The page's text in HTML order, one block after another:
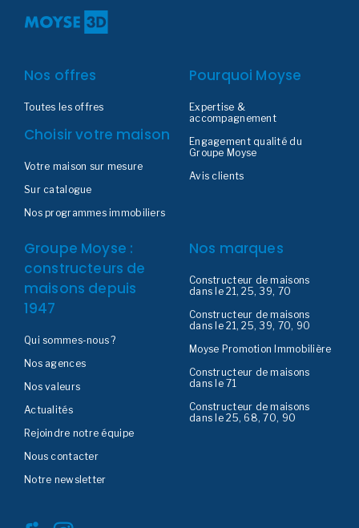
Nos offres
Toutes les offres
Choisir votre maison
Votre maison sur mesure
Sur catalogue
Nos programmes immobiliers
Pourquoi Moyse
Expertise &
accompagnement
Engagement qualité du
Groupe Moyse
Avis clients
Groupe Moyse :
constructeurs de
maisons depuis
1947
Qui sommes-nous ?
Nos agences
Nos valeurs
Actualités
Rejoindre notre équipe
Nous contacter
Notre newsletter
Nos marques
Constructeur de maisons
dans le 21, 25, 39, 70
Constructeur de maisons
dans le 21, 25, 39, 70, 90
Moyse Promotion Immobilière
Constructeur de maisons
dans le 71
Constructeur de maisons
dans le 25, 68, 70, 90